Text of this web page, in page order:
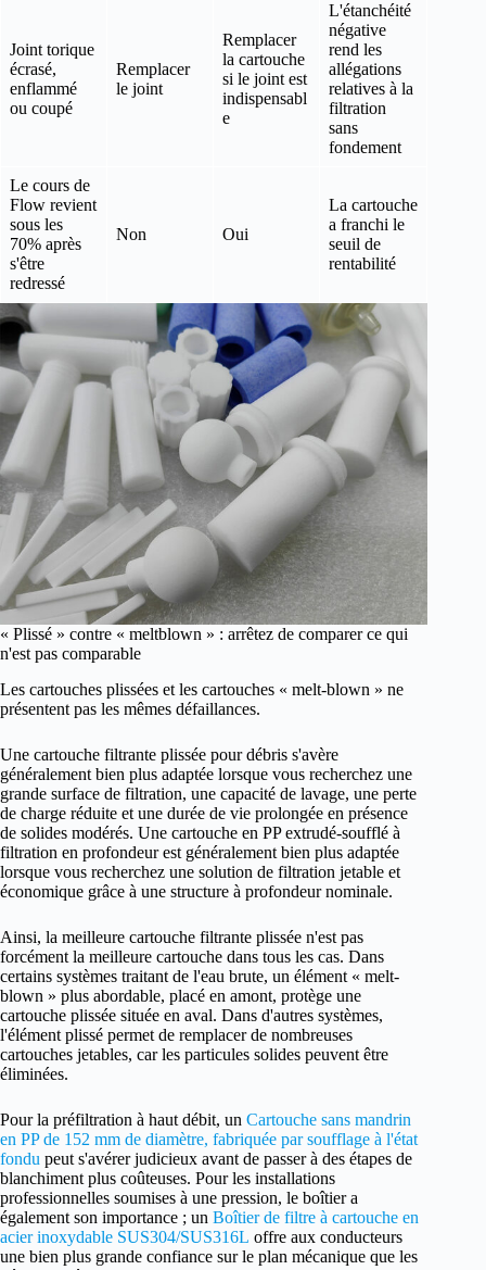
Joint torique
écrasé,
enflammé
ou coupé
Remplacer
le joint
Remplacer
la cartouche
si le joint est
indispensabl
e
L'étanchéité
négative
rend les
allégations
relatives à la
filtration
sans
fondement
Le cours de
Flow revient
sous les
70% après
s'être
redressé
Non Oui
La cartouche
a franchi le
seuil de
rentabilité
« Plissé » contre « meltblown » : arrêtez de comparer ce qui
n'est pas comparable
Les cartouches plissées et les cartouches « melt-blown » ne
présentent pas les mêmes défaillances.
Une cartouche filtrante plissée pour débris s'avère
généralement bien plus adaptée lorsque vous recherchez une
grande surface de filtration, une capacité de lavage, une perte
de charge réduite et une durée de vie prolongée en présence
de solides modérés. Une cartouche en PP extrudé-soufflé à
filtration en profondeur est généralement bien plus adaptée
lorsque vous recherchez une solution de filtration jetable et
économique grâce à une structure à profondeur nominale.
Ainsi, la meilleure cartouche filtrante plissée n'est pas
forcément la meilleure cartouche dans tous les cas. Dans
certains systèmes traitant de l'eau brute, un élément « melt-
blown » plus abordable, placé en amont, protège une
cartouche plissée située en aval. Dans d'autres systèmes,
l'élément plissé permet de remplacer de nombreuses
cartouches jetables, car les particules solides peuvent être
éliminées.
Pour la préfiltration à haut débit, un Cartouche sans mandrin
en PP de 152 mm de diamètre, fabriquée par soufflage à l'état
fondu peut s'avérer judicieux avant de passer à des étapes de
blanchiment plus coûteuses. Pour les installations
professionnelles soumises à une pression, le boîtier a
également son importance ; un Boîtier de filtre à cartouche en
acier inoxydable SUS304/SUS316L offre aux conducteurs
une bien plus grande confiance sur le plan mécanique que les